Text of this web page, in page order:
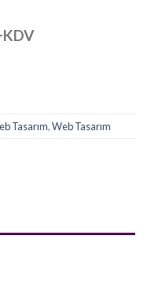
Tasarım,Web Tasarım